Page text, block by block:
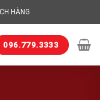
HÀNG
096.779.3333